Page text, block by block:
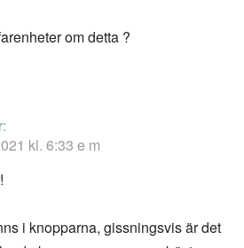
om detta ?
kl. 6:33 e m
i knopparna, gissningsvis är det